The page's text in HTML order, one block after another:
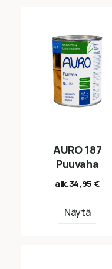
AURO 187
Puuvaha
alk.34,95 €
Näytä